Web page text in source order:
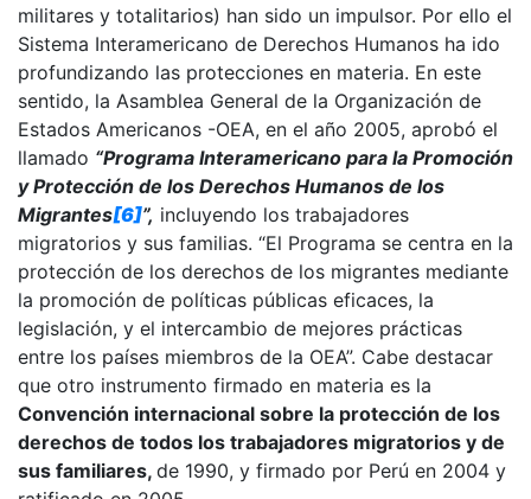
militares y totalitarios) han sido un impulsor. Por ello el
Sistema Interamericano de Derechos Humanos ha ido
profundizando las protecciones en materia. En este
sentido, la Asamblea General de la Organización de
Estados Americanos -OEA, en el año 2005, aprobó el
llamado “Programa Interamericano para la Promoción
y Protección de los Derechos Humanos de los
Migrantes[6]”, incluyendo los trabajadores
migratorios y sus familias. “El Programa se centra en la
protección de los derechos de los migrantes mediante
la promoción de políticas públicas eficaces, la
legislación, y el intercambio de mejores prácticas
entre los países miembros de la OEA”. Cabe destacar
que otro instrumento firmado en materia es la
Convención internacional sobre la protección de los
derechos de todos los trabajadores migratorios y de
sus familiares, de 1990, y firmado por Perú en 2004 y